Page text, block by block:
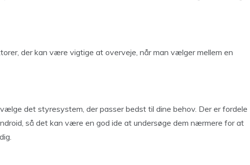
der kan være vigtige at overveje, når man vælger mellem en
det styresystem, der passer bedst til dine behov. Der er fordele
så det kan være en god ide at undersøge dem nærmere for at